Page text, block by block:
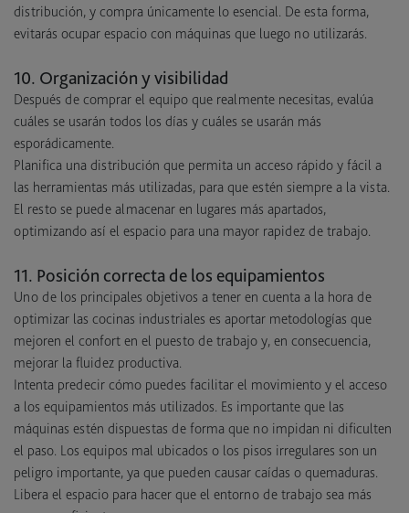
distribución, y compra únicamente lo esencial. De esta forma,
evitarás ocupar espacio con máquinas que luego no utilizarás.
10. Organización y visibilidad
Después de comprar el equipo que realmente necesitas, evalúa
cuáles se usarán todos los días y cuáles se usarán más
esporádicamente.
Planifica una distribución que permita un acceso rápido y fácil a
las herramientas más utilizadas, para que estén siempre a la vista.
El resto se puede almacenar en lugares más apartados,
optimizando así el espacio para una mayor rapidez de trabajo.
11. Posición correcta de los equipamientos
Uno de los principales objetivos a tener en cuenta a la hora de
optimizar las cocinas industriales es aportar metodologías que
mejoren el confort en el puesto de trabajo y, en consecuencia,
mejorar la fluidez productiva.
Intenta predecir cómo puedes facilitar el movimiento y el acceso
a los equipamientos más utilizados. Es importante que las
máquinas estén dispuestas de forma que no impidan ni dificulten
el paso. Los equipos mal ubicados o los pisos irregulares son un
peligro importante, ya que pueden causar caídas o quemaduras.
Libera el espacio para hacer que el entorno de trabajo sea más